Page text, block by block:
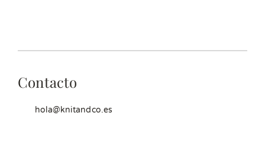
Contacto
hola@knitandco.es